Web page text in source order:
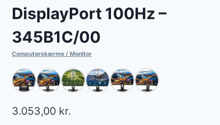
DisplayPort 100Hz –
345B1C/00
Computerskærme / Monitor
3.053,00 kr.